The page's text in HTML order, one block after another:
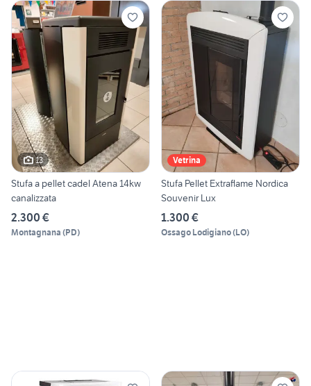
13
Stufa a pellet cadel Atena 14kw
canalizzata
2.300 €
Montagnana (PD)
Vetrina
Stufa Pellet Extraflame Nordica
Souvenir Lux
1.300 €
Ossago Lodigiano(LO)